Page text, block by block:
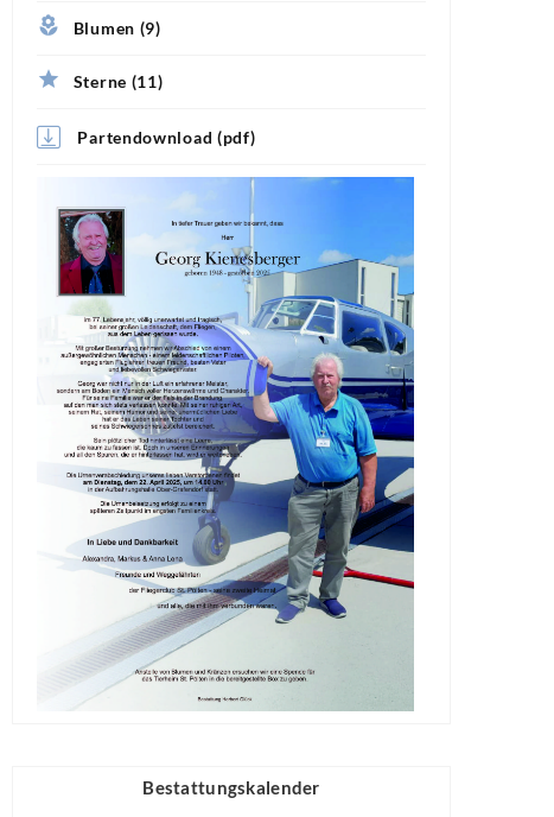
Blumen (9)
Sterne (11)
Partendownload (pdf)
Bestattungskalender